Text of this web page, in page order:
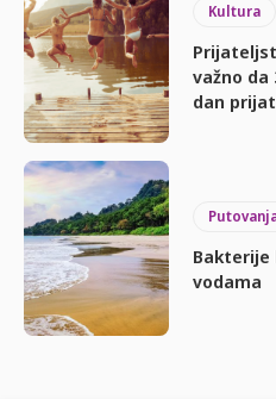
Kultura
važno da
dan
Bakterije
vodama